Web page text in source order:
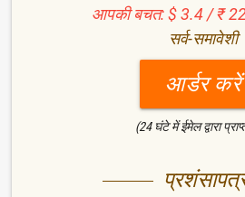
आपकी बचत: $ 3.4 / ₹
सर्व-समावेशी
आर्डर करें
(24 घंटे में ईमेल द्वारा